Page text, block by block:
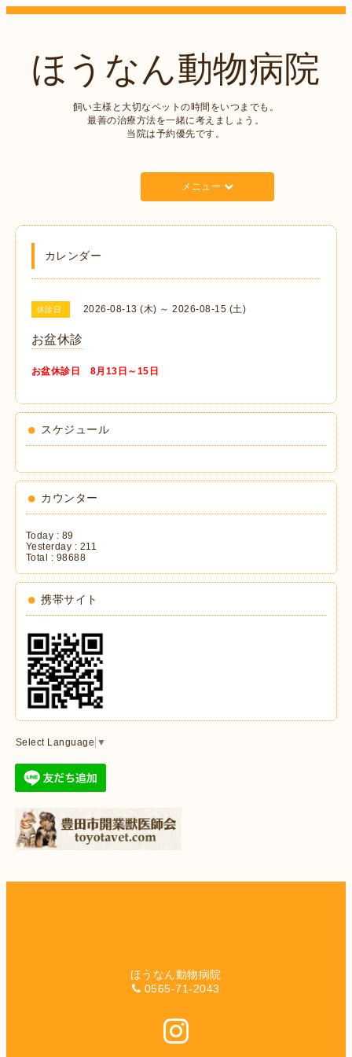
ほうなん動物病院
飼い主様と大切なペットの時間をいつまでも。
最善の治療方法を一緒に考えましょう。
当院は予約優先です。
メニュー
カレンダー
休診日 2026-08-13 (木) ～ 2026-08-15 (土)
お盆休診
お盆休診日 8月13日～15日
スケジュール
カウンター
Today : 89
Yesterday : 211
Total : 98688
携帯サイト
Select Language ▼
ほうなん動物病院
0565-71-2043